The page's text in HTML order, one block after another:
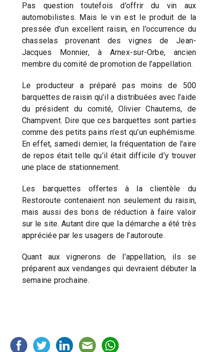
Pas question toutefois d’offrir du vin aux
automobilistes. Mais le vin est le produit de la
pressée d’un excellent raisin, en l’occurrence du
chasselas provenant des vignes de Jean-
Jacques Monnier, à Arnex-sur-Orbe, ancien
membre du comité de promotion de l’appellation.
Le producteur a préparé pas moins de 500
barquettes de raisin qu’il a distribuées avec l’aide
du président du comité, Olivier Chautems, de
Champvent. Dire que ces barquettes sont parties
comme des petits pains n’est qu’un euphémisme.
En effet, samedi dernier, la fréquentation de l’aire
de repos était telle qu’il était difficile d’y trouver
une place de stationnement.
Les barquettes offertes à la clientèle du
Restoroute contenaient non seulement du raisin,
mais aussi des bons de réduction à faire valoir
sur le site. Autant dire que la démarche a été très
appréciée par les usagers de l’autoroute.
Quant aux vignerons de l’appellation, ils se
préparent aux vendanges qui devraient débuter la
semaine prochaine.